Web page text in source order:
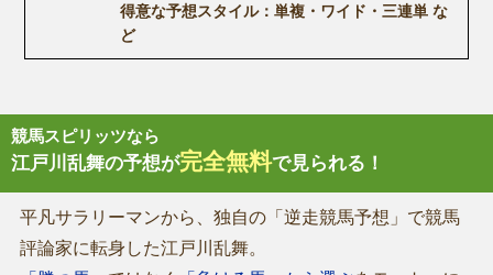
得意な予想スタイル：単複・ワイド・三連単 な
ど
競馬スピリッツなら
江戸川乱舞の予想が完全無料で見られる！
平凡サラリーマンから、独自の「逆走競馬予想」で競馬
評論家に転身した江戸川乱舞。